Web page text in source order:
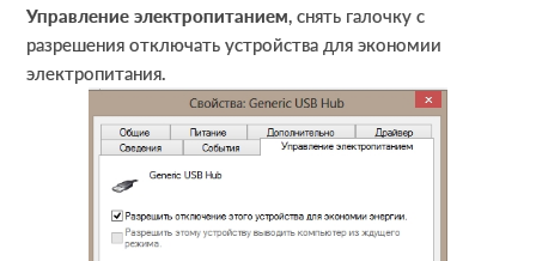
Управление электропитанием, снять галочку с
разрешения отключать устройства для экономии
электропитания.